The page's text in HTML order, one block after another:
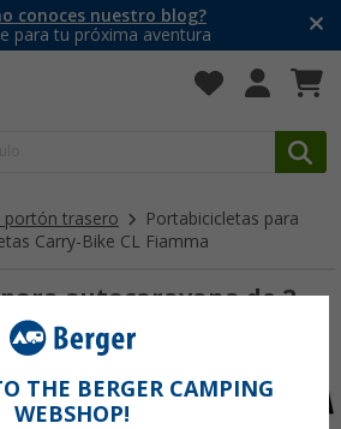
conoces nuestro blog?
para tu próxima aventura
portón trasero
Portabicicletas para
Carry-Bike CL Fiamma
autocaravana de 2
CL Fiamma
THE BERGER CAMPING
WEBSHOP!